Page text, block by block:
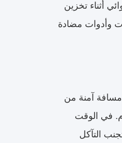
أثناء تخزين
وأدوات مضادة
آمنة من
في الوقت
التآكل